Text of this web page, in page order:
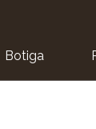
Botiga